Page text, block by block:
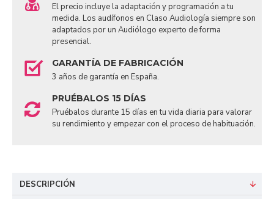
El precio incluye la adaptación y programación a tu
medida. Los audífonos en Claso Audiología siempre son
adaptados por un Audiólogo experto de forma
presencial.
GARANTÍA DE FABRICACIÓN
3 años de garantía en España.
PRUÉBALOS 15 DÍAS
Pruébalos durante 15 días en tu vida diaria para valorar
su rendimiento y empezar con el proceso de habituación.
DESCRIPCIÓN